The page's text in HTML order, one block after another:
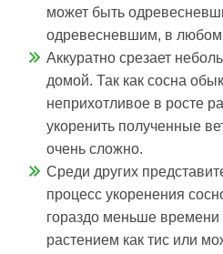
может быть
одревесневшим, в любом
Аккуратно срезает
домой. Так как сосна
неприхотливое в росте
укоренить полученные
очень сложно.
Среди других
процесс укоренения
гораздо меньше
растением как тис или